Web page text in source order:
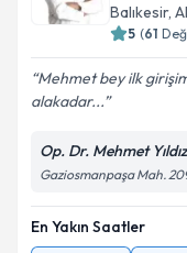
Balıkesir,
5 (61
Mehmet bey ilk
alakadar...
Op. Dr. Mehmet Yıldız
Gaziosmanpaşa Mah.
En Yakın Saatler